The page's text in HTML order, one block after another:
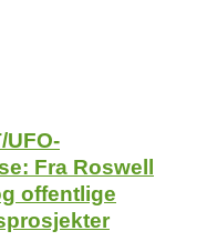
UFO-
Fra Roswell
offentlige